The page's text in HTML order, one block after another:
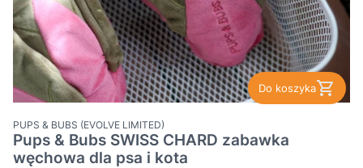
Do koszyka
PRODUCENT
PUPS & BUBS (EVOLVE LIMITED)
Pups & Bubs SWISS CHARD zabawka
węchowa dla psa i kota